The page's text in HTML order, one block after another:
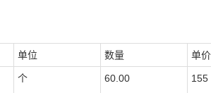
单位 数量 单
个 60.00 155